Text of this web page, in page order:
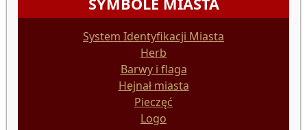
System Identyfikacji Miasta
Herb
Barwy i flaga
Hejnał miasta
Pieczęć
Logo